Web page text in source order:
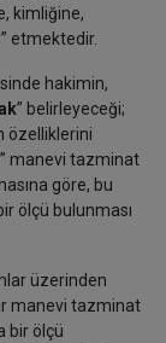
kimliğine,
” etmektedir.
hakimin,
” belirleyeceği;
özelliklerini
” manevi tazminat
göre, bu
ölçü bulunması
üzerinden
manevi tazminat
bir ölçü